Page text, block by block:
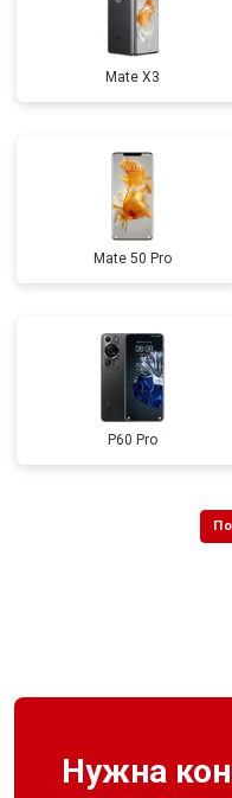
Mate X3
Mate 50 Pro
P60 Pro
Нужна